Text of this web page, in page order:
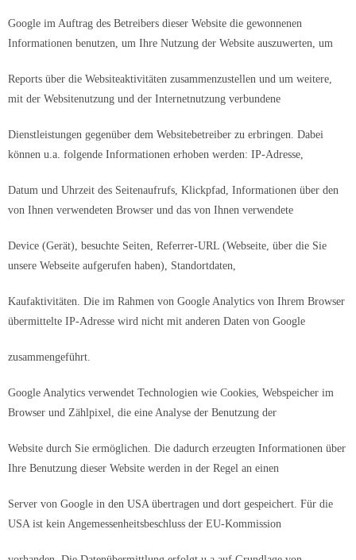
Google im Auftrag des Betreibers dieser Website die gewonnenen
Informationen benutzen, um Ihre Nutzung der Website auszuwerten, um
Reports über die Websiteaktivitäten zusammenzustellen und um weitere,
mit der Websitenutzung und der Internetnutzung verbundene
Dienstleistungen gegenüber dem Websitebetreiber zu erbringen. Dabei
können u.a. folgende Informationen erhoben werden: IP-Adresse,
Datum und Uhrzeit des Seitenaufrufs, Klickpfad, Informationen über den
von Ihnen verwendeten Browser und das von Ihnen verwendete
Device (Gerät), besuchte Seiten, Referrer-URL (Webseite, über die Sie
unsere Webseite aufgerufen haben), Standortdaten,
Kaufaktivitäten. Die im Rahmen von Google Analytics von Ihrem Browser
übermittelte IP-Adresse wird nicht mit anderen Daten von Google
zusammengeführt.
Google Analytics verwendet Technologien wie Cookies, Webspeicher im
Browser und Zählpixel, die eine Analyse der Benutzung der
Website durch Sie ermöglichen. Die dadurch erzeugten Informationen über
Ihre Benutzung dieser Website werden in der Regel an einen
Server von Google in den USA übertragen und dort gespeichert. Für die
USA ist kein Angemessenheitsbeschluss der EU-Kommission